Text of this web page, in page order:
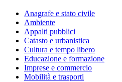
Anagrafe e stato civile
Ambiente
Appalti pubblici
Catasto e urbanistica
Cultura e tempo libero
Educazione e formazione
Imprese e commercio
Mobilità e trasporti